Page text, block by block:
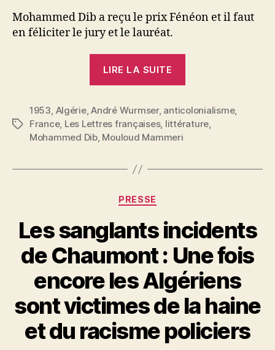
Mohammed Dib a reçu le prix Fénéon et il faut
en féliciter le jury et le lauréat.
LIRE LA SUITE
Le
pain
Étiquettes
1953, Algérie,André Wurmser, anticolonialisme,
France, Les Lettres françaises, littérature,
Mohammed Dib, Mouloud Mammeri
Catégories
PRESSE
Les sanglants incidents
de Chaumont : Une fois
encore les Algériens
sont victimes de la haine
et du racisme policiers
P
a
S